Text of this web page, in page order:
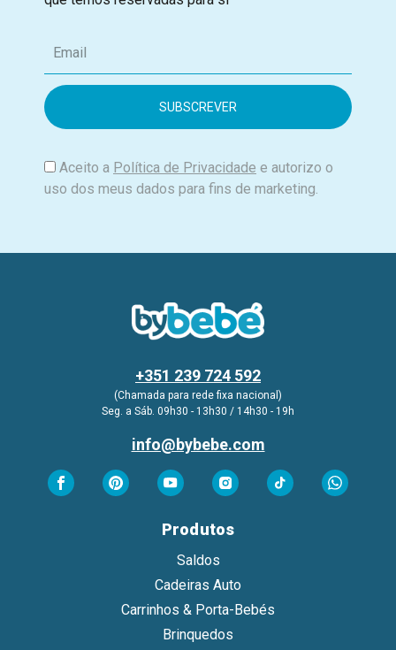
m
i
Aceito a Política de Privacidade e autorizo o
uso dos meus dados para fins de marketing.
+351 239 724 592
(Chamada para rede fixa nacional)
Seg. a Sáb. 09h30 - 13h30 / 14h30 - 19h
info@bybebe.com
Produtos
Saldos
Cadeiras Auto
Carrinhos & Porta-Bebés
Brinquedos